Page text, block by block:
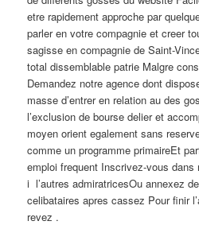
etre rapidement approche par
parler en votre compagnie et creer
sagisse en compagnie de Saint-
total dissemblable patrie Malgre
Demandez notre agence dont
masse d’entrer en relation au des
l’exclusion de bourse delier et
moyen orient egalement sans
comme un programme primaireEt
emploi frequent Inscrivez-vous dans
i l’autres admiratricesOu annexez
celibataires apres cassez Pour finir
revez .